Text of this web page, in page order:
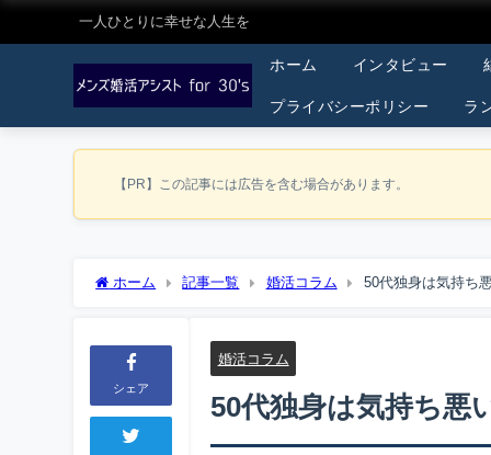
一人ひとりに幸せな人生を
ホーム インタビュー
プライバシーポリシー ラ
【PR】この記事には広告を含む場合があります。
ホーム 記事一覧 婚活コラム 50代独身は気持ち
シェア
婚活コラム
50代独身は気持ち悪